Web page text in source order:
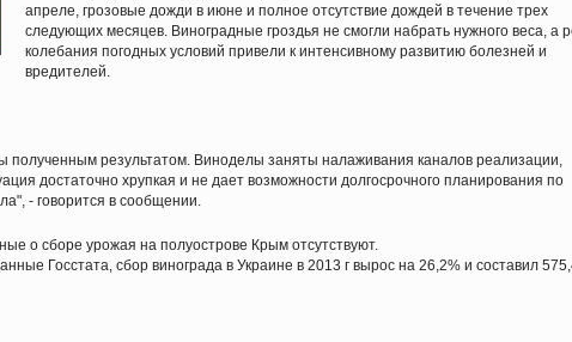
апреле, грозовые дожди в июне и полное отсутствие дождей в течение трех
следующих месяцев. Виноградные гроздья не смогли набрать нужного веса, а
колебания погодных условий привели к интенсивному развитию болезней и
вредителей.
полученным результатом. Виноделы заняты налаживания каналов реализации,
достаточно хрупкая и не дает возможности долгосрочного планирования по
- говорится в сообщении.
о сборе урожая на полуострове Крым отсутствуют.
Госстата, сбор винограда в Украине в 2013 г вырос на 26,2% и составил